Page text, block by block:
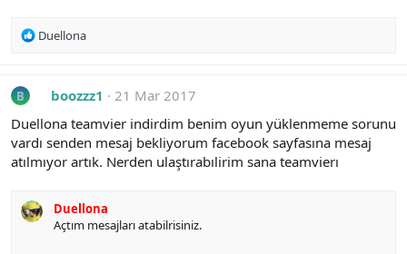
R
i
o
n
s
Duellona
B boozzz1
21 Mar 2017
Duellona teamvier indirdim benim oyun yüklenmeme sorunu
vardı senden mesaj bekliyorum facebook sayfasına mesaj
atılmıyor artık. Nerden ulaştırabılirim sana teamvierı
Duellona
Açtım mesajları atabilrisiniz.